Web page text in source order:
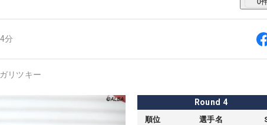
0
分
リツキー
Round 4
順位 選手名